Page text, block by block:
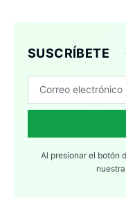
SUSCRÍBETE
Al presionar el botón
nuestra